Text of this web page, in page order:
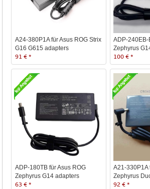
A24-380P1A für Asus ROG Strix
G16 G615 adapters
91 € *
ADP-240EB-
Zephyrus
100 € *
ADP-180TB für Asus ROG
Zephyrus G14 adapters
63 € *
A21-330P1A
Zephyrus
92 € *